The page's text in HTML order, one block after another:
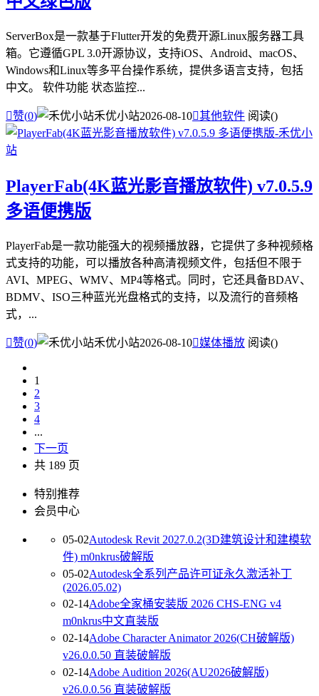
ServerBox是一款基于Flutter开发的免费开源Linux服务器工具
箱。它遵循GPL 3.0开源协议，支持iOS、Android、macOS、
Windows和Linux等多平台操作系统，提供多语言支持，包括
中文。 软件功能 状态监控...
赞(0) 禾优小站2026-08-10其他软件 阅读()
PlayerFab(4K蓝光影音播放软件) v7.0.5.9
多语便携版
PlayerFab是一款功能强大的视频播放器，它提供了多种视频格
式支持的功能，可以播放各种高清视频文件，包括但不限于
AVI、MPEG、WMV、MP4等格式。同时，它还具备BDAV、
BDMV、ISO三种蓝光光盘格式的支持，以及流行的音频格
式，...
赞(0) 禾优小站2026-08-10媒体播放 阅读()
1
2
3
4
...
下一页
共 189 页
特别推荐
会员中心
05-02Autodesk Revit 2027.0.2(3D建筑设计和建模软
件) m0nkrus破解版
05-02Autodesk全系列产品许可证永久激活补丁
(2026.05.02)
02-14Adobe全家桶安装版 2026 CHS-ENG v4
m0nkrus中文直装版
02-14Adobe Character Animator 2026(CH破解版)
v26.0.0.50 直装破解版
02-14Adobe Audition 2026(AU2026破解版)
v26.0.0.56 直装破解版